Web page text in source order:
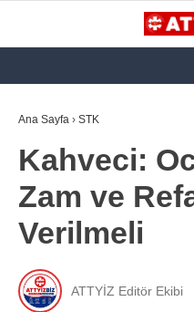
KATEGORİLER
GÜNDEM
112 ACİL
ATT
Ana Sayfa › STK
Kahveci:
Zam ve
Verilmeli
ATTYİZ Editör Ekibi